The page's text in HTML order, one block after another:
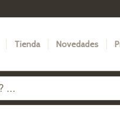
Tienda Novedades